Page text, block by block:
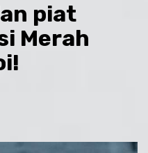
piat
Merah